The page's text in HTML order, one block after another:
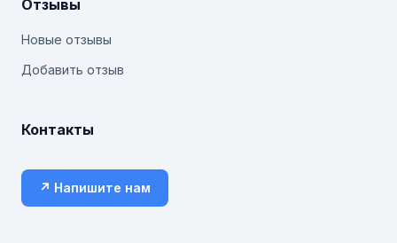
Отзывы
Новые отзывы
Добавить отзыв
Контакты
↗ Напишите нам